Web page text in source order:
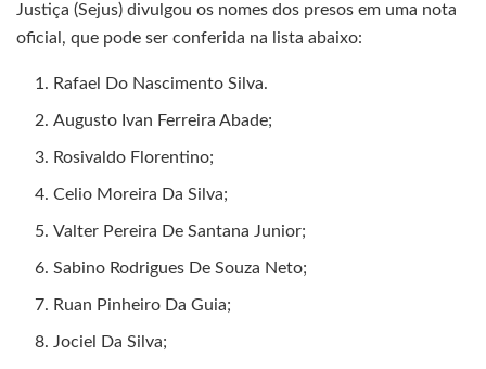
Justiça (Sejus) divulgou os nomes dos presos em uma nota
oficial, que pode ser conferida na lista abaixo:
Rafael Do Nascimento Silva.
Augusto Ivan Ferreira Abade;
Rosivaldo Florentino;
Celio Moreira Da Silva;
Valter Pereira De Santana Junior;
Sabino Rodrigues De Souza Neto;
Ruan Pinheiro Da Guia;
Jociel Da Silva;